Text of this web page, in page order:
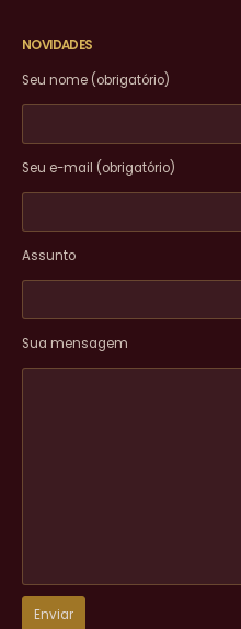
NOVIDADES
Seu nome (obrigatório)
Seu e-mail (obrigatório)
Assunto
Sua mensagem